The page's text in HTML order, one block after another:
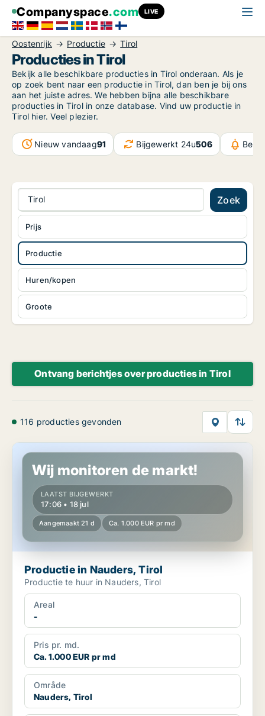
Companyspace.com LIVE
Oostenrijk Productie Tirol
Producties in Tirol
Bekijk alle beschikbare producties in Tirol onderaan. Als je
op zoek bent naar een productie in Tirol, dan ben je bij ons
aan het juiste adres. We hebben bijna alle beschikbare
producties in Tirol in onze database. Vind uw productie in
Tirol hier. Veel plezier.
Nieuw vandaag91 Bijgewerkt 24u506
Tirol Zoek
Productie
Huren/kopen
Groote
Prijs
Ontvang berichtjes over producties in Tirol
116 producties gevonden
Productie in Nauders, Tirol
Wij monitoren de markt!
LAATST BIJGEWERKT
17:06 • 18 jul
Aangemaakt 21 d Ca. 1.000 EUR pr md
Productie in Nauders, Tirol
Productie te huur in Nauders, Tirol
Areal
-
Pris pr. md.
Ca. 1.000 EUR pr md
Område
Nauders, Tirol